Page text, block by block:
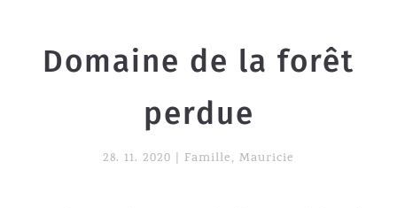
Domaine de la forêt
perdue
28. 11. 2020 Famille, Mauricie